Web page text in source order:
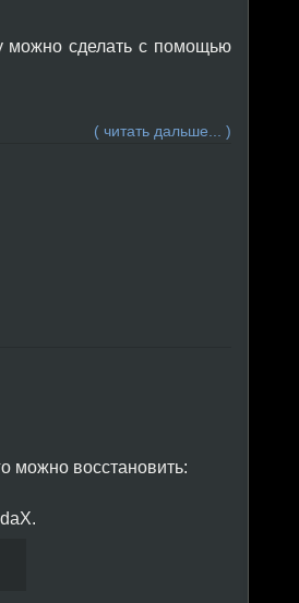
можно сделать с помощью
( читать дальше... )
можно восстановить: